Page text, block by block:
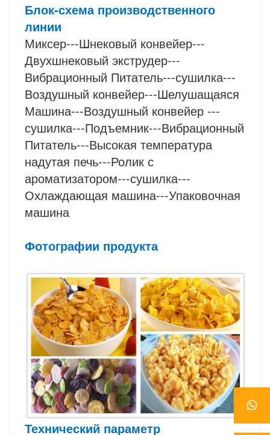
Блок-схема производственного
линии
Миксер---Шнековый конвейер---
Двухшнековый экструдер---
Вибрационный Питатель---сушилка---
Воздушный конвейер---Шелушащаяся
Машина---Воздушный конвейер ---
сушилка---Подъемник---Вибрационный
Питатель---Высокая температура
надутая печь---Ролик с
ароматизатором---сушилка---
Охлаждающая машина---Упаковочная
машина
Фотографии продукта